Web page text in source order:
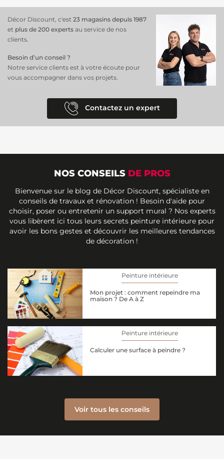
Décor Discount, c'est 23 magasins depuis 1987
et plus de 200 experts au service de nos
clients.
Besoin d’un conseil ?
Notre service clients est à votre écoute pour
vous accompagner dans vos projets.
Contactez un expert
NOS CONSEILS DE PROS
Bienvenue sur le blog de Décor Discount, spécialiste en
conseils de travaux et rénovation ! Besoin d'aide pour
choisir, poser ou entretenir un support mural ? Nos experts
vous libèrent ici tous leurs secrets peinture intérieure pour
avoir les bons gestes et découvrir les meilleures tendances
de décoration !
Peinture intérieure
Mon projet : comment repeindre ma
maison ? De A à Z
Peinture intérieure
Calculer une surface à peindre ?
Voir tous les conseils